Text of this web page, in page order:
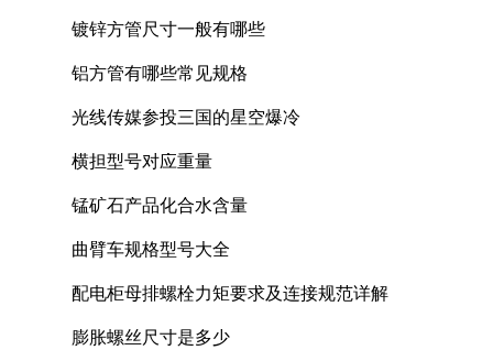
镀锌方管尺寸一般有哪些
铝方管有哪些常见规格
光线传媒参投三国的星空爆冷
横担型号对应重量
锰矿石产品化合水含量
曲臂车规格型号大全
配电柜母排螺栓力矩要求及连接规范详解
膨胀螺丝尺寸是多少